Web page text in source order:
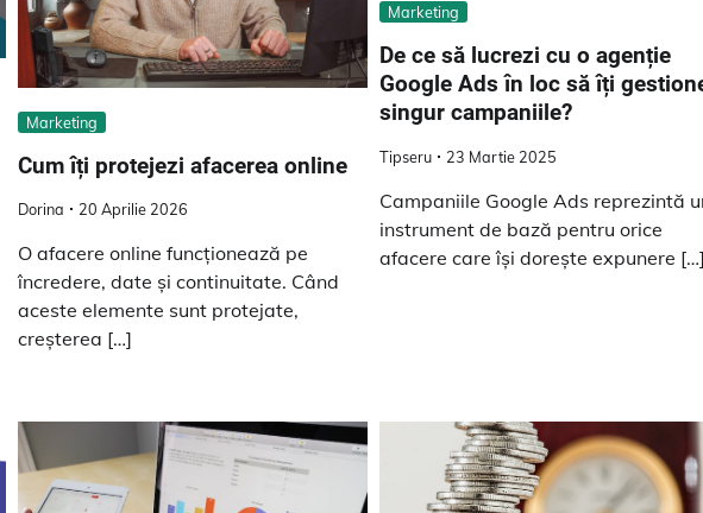
Marketing
Cum îți protejezi afacerea online
Dorina 20 Aprilie 2026
O afacere online funcționează pe
încredere, date și continuitate. Când
aceste elemente sunt protejate,
creșterea […]
Marketing
De ce să lucrezi cu o agenție
Google Ads în loc să îți
singur campaniile?
Tipseru 23 Martie 2025
Campaniile Google Ads reprezintă
instrument de bază pentru orice
afacere care își dorește expunere